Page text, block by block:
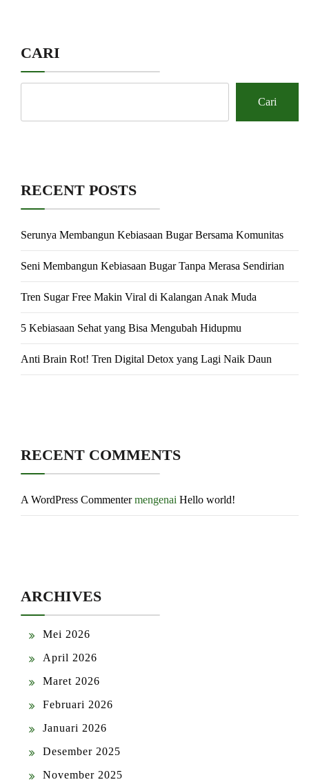
CARI
Cari
RECENT POSTS
Serunya Membangun Kebiasaan Bugar Bersama Komunitas
Seni Membangun Kebiasaan Bugar Tanpa Merasa Sendirian
Tren Sugar Free Makin Viral di Kalangan Anak Muda
5 Kebiasaan Sehat yang Bisa Mengubah Hidupmu
Anti Brain Rot! Tren Digital Detox yang Lagi Naik Daun
RECENT COMMENTS
A WordPress Commentermengenai Hello world!
ARCHIVES
Mei 2026
April 2026
Maret 2026
Februari 2026
Januari 2026
Desember 2025
November 2025